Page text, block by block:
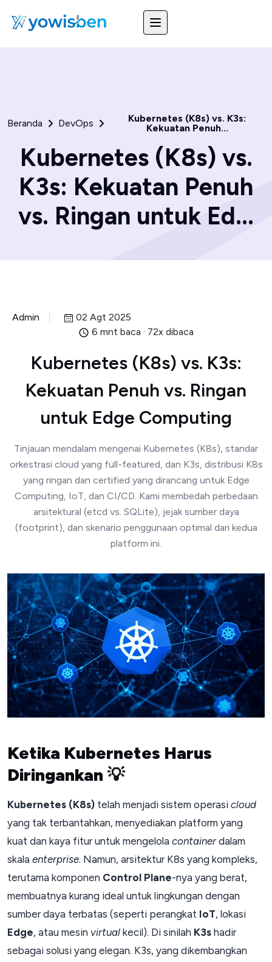
Beranda DevOps
Kubernetes (K8s) vs. K3s:
Kekuatan Penuh...
Kubernetes (K8s) vs.
K3s: Kekuatan Penuh
vs. Ringan untuk Ed...
Admin
02 Agt 2025
6 mnt baca · 72x dibaca
Kubernetes (K8s) vs. K3s:
Kekuatan Penuh vs. Ringan
untuk Edge Computing
Tinjauan mendalam mengenai Kubernetes (K8s), standar
orkestrasi cloud yang full-featured, dan K3s, distribusi K8s
yang ringan dan certified yang dirancang untuk Edge
Computing, IoT, dan CI/CD. Kami membedah perbedaan
arsitektural (etcd vs. SQLite), jejak sumber daya
(footprint), dan skenario penggunaan optimal dari kedua
platform ini.
Ketika Kubernetes Harus
Diringankan 💡
Kubernetes (K8s) telah menjadi sistem operasi cloud
yang tak terbantahkan, menyediakan platform yang
kuat dan kaya fitur untuk mengelola containerdalam
skala enterprise. Namun, arsitektur K8s yang kompleks,
terutama komponen Control Plane-nya yang berat,
membuatnya kurang ideal untuk lingkungan dengan
sumber daya terbatas (seperti perangkat IoT, lokasi
Edge, atau mesin virtual kecil). Di sinilah K3s hadir
sebagai solusi yang elegan. K3s, yang dikembangkan